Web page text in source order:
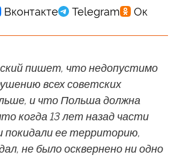
пишет, что недопустимо
всех советских
и что Польша должна
когда 13 лет назад части
покидали ее территорию,
не было осквернено ни одно